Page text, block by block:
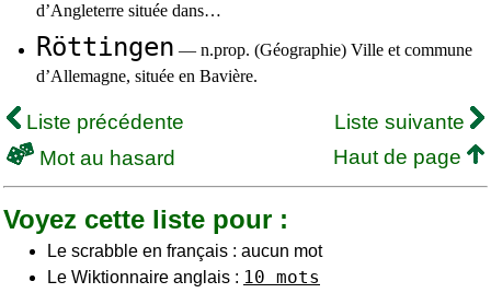
d’Angleterre située dans…
Röttingen — n.prop. (Géographie) Ville et commune
d’Allemagne, située en Bavière.
Liste précédente
Liste suivante
Mot au hasard
Haut de page
Voyez cette liste pour :
Le scrabble en français : aucun mot
Le Wiktionnaire anglais : 10 mots